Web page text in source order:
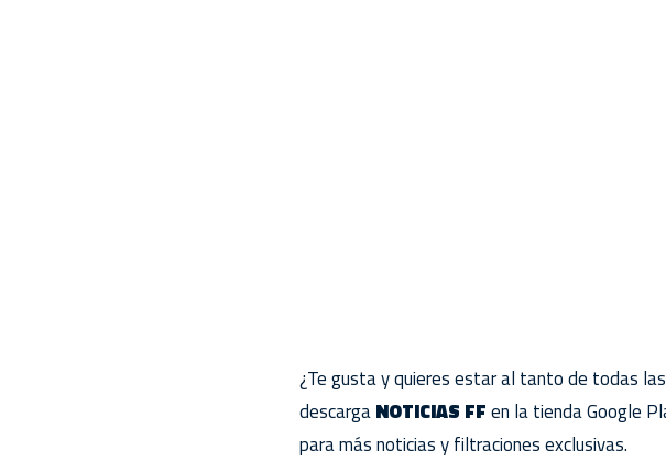
¿Te gusta y quieres estar al tanto de todas
descargaNOTICIAS FFen la tienda Google
para más noticias y filtraciones exclusivas.